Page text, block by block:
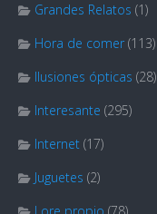
Grandes Relatos (1)
Hora de comer (113)
Ilusiones ópticas (28)
Interesante (295)
Internet (17)
Juguetes (2)